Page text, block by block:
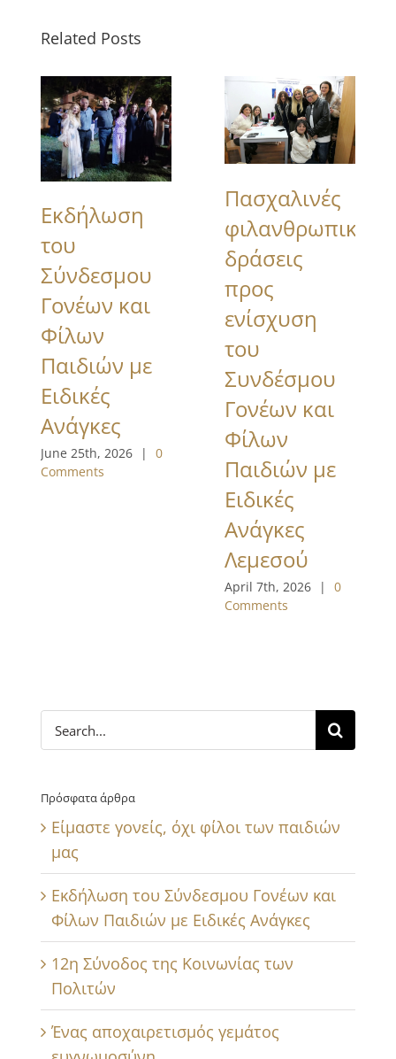
Related Posts
Εκδήλωση
του
Σύνδεσμου
Γονέων και
Φίλων
Παιδιών με
Ειδικές
Ανάγκες
June 25th, 2026 |
0
Comments
Πασχαλινές
φιλανθρωπικές
δράσεις
προς
ενίσχυση
του
Συνδέσμου
Γονέων και
Φίλων
Παιδιών με
Ειδικές
Ανάγκες
Λεμεσού
April 7th, 2026 |
0
Comments
Search
for:
Πρόσφατα άρθρα
Είμαστε γονείς, όχι φίλοι των παιδιών
μας
Εκδήλωση του Σύνδεσμου Γονέων και
Φίλων Παιδιών με Ειδικές Ανάγκες
12η Σύνοδος της Κοινωνίας των
Πολιτών
Ένας αποχαιρετισμός γεμάτος